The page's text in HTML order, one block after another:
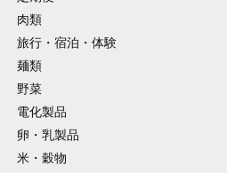
肉類
旅行・宿泊・体験
麺類
野菜
電化製品
卵・乳製品
米・穀物